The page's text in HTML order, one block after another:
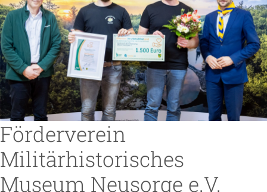
Förderverein
Militärhistorisches
Museum Neusorge e.V.